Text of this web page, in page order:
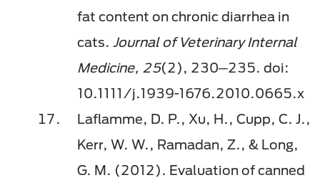
fat content on chronic diarrhea in
cats. Journal of Veterinary Internal
Medicine, 25(2), 230─235. doi:
10.1111/j.1939-1676.2010.0665.x
Laflamme, D. P., Xu, H., Cupp, C. J.,
Kerr, W. W., Ramadan, Z., & Long,
G. M. (2012). Evaluation of canned